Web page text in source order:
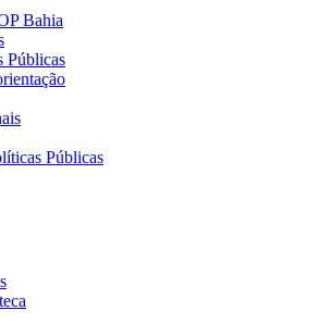
Bahia
Públicas
Públicas